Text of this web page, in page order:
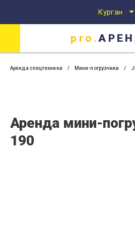
pro.
Курган
pro.
Аренда спецтехники Мини-погрузчики
Аренда мини-
190